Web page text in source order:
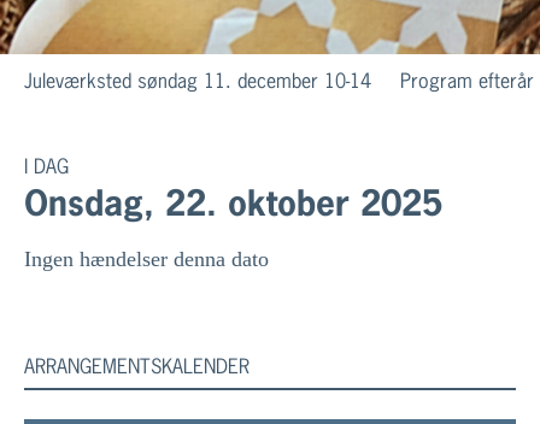
Juleværksted søndag 11. december 10-14 Program
I DAG
Onsdag, 22. oktober 2025
Ingen hændelser denna dato
ARRANGEMENTSKALENDER